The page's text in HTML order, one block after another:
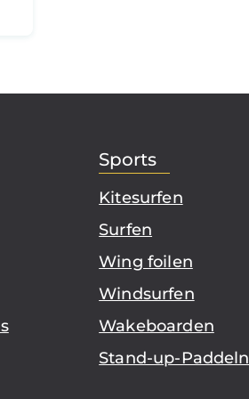
Sports
Kitesurfen
Surfen
Wing foilen
Windsurfen
Wakeboarden
Stand-up-Paddeln